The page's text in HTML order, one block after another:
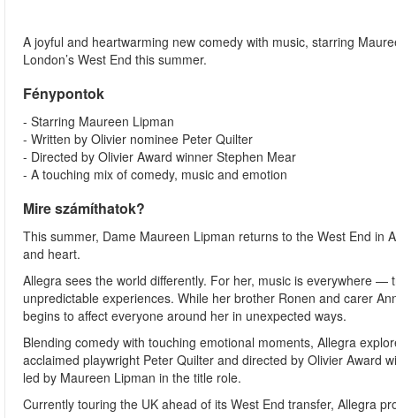
A joyful and heartwarming new comedy with music, starring
London’s West End this summer.
Fénypontok
- Starring Maureen Lipman
- Written by Olivier nominee Peter Quilter
- Directed by Olivier Award winner Stephen Mear
- A touching mix of comedy, music and emotion
Mire számíthatok?
This summer, Dame Maureen Lipman returns to the West End in
and heart.
Allegra sees the world differently. For her, music is everywhere
unpredictable experiences. While her brother Ronen and carer
begins to affect everyone around her in unexpected ways.
Blending comedy with touching emotional moments, Allegra
acclaimed playwright Peter Quilter and directed by Olivier Award
led by Maureen Lipman in the title role.
Currently touring the UK ahead of its West End transfer, Allegra